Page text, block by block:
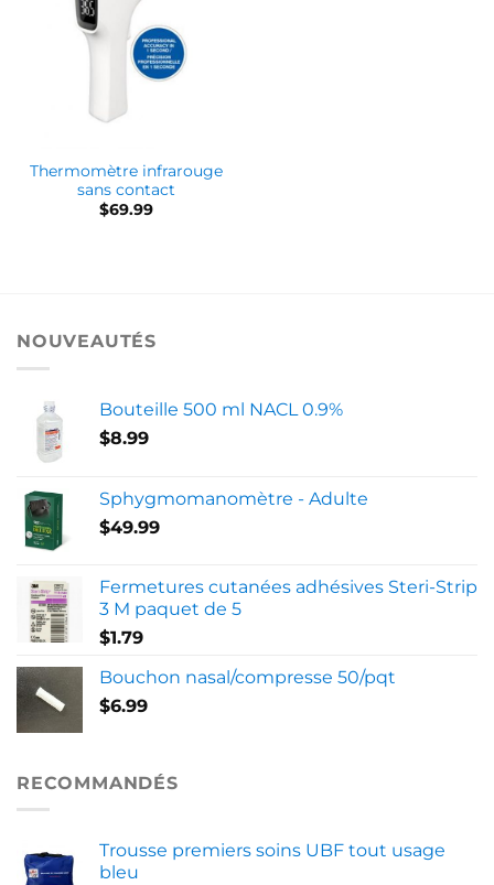
Thermomètre infrarouge
sans contact
$69.99
NOUVEAUTÉS
Bouteille 500 ml NACL 0.9%
$8.99
Sphygmomanomètre - Adulte
$49.99
Fermetures cutanées adhésives Steri-Strip
3 M paquet de 5
$1.79
Bouchon nasal/compresse 50/pqt
$6.99
RECOMMANDÉS
Trousse premiers soins UBF tout usage
bleu